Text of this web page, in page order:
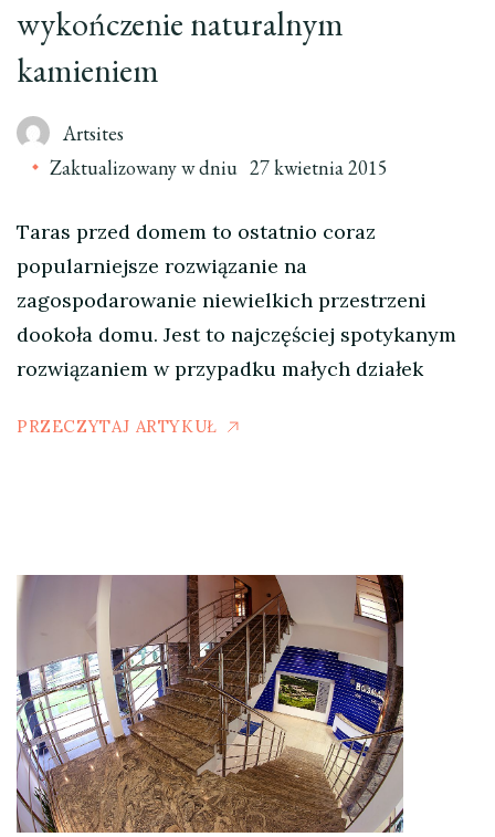
wykończenie naturalnym
kamieniem
Artsites
Zaktualizowany w dniu 27 kwietnia 2015
Taras przed domem to ostatnio coraz
popularniejsze rozwiązanie na
zagospodarowanie niewielkich przestrzeni
dookoła domu. Jest to najczęściej spotykanym
rozwiązaniem w przypadku małych działek
PRZECZYTAJ ARTYKUŁ